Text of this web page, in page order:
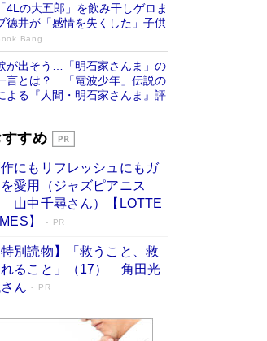
4Lの大五郎」を飲み干しゲロま
井が「感情を失くした」子供
Bang
が出そう…「明石家さんま」の
言とは？ 「電波少年」伝説の
よる『人間・明石家さんま』評
やつは、褒めたらもっと伸
ツ”…芸への考え方を明か
は、大嘘である」原作者が抱き
とは…「自己憐憫は描きたくな
にこだわったこと（後編） #
Bang
答を集めた『ほほえんで生き
』がランクイン［エンターテイ
ー］
Book Bang
すめ
にもリフレッシュにもガ
を愛用（ジャズピアニス
山中千尋さん）【LOTTE
】
PR
特別読物】「救うこと、救
れること」（17） 角田光
ん
PR